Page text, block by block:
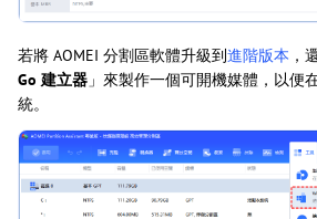
若將 AOMEI 分割區軟體升級到進階版本 ，
Go 建立器 」來製作一個可開機媒體，以便
統。